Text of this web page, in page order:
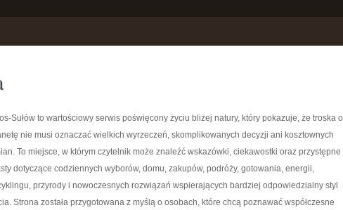
Sułów to wartościowy serwis poświęcony życiu bliżej natury, który pokazuje, że troska o
nie musi oznaczać wielkich wyrzeczeń, skomplikowanych decyzji ani kosztownych
To miejsce, w którym czytelnik może znaleźć wskazówki, ciekawostki oraz przystępne
dotyczące codziennych wyborów, domu, zakupów, podróży, gotowania, energii,
przyrody i nowoczesnych rozwiązań wspierających bardziej odpowiedzialny styl
Strona została przygotowana z myślą o osobach, które chcą poznawać współczesne